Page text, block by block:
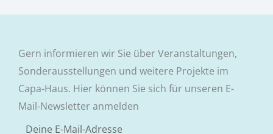
Gern informieren wir Sie über Veranstaltungen,
Sonderausstellungen und weitere Projekte im
Capa-Haus. Hier können Sie sich für unseren E-
Mail-Newsletter anmelden